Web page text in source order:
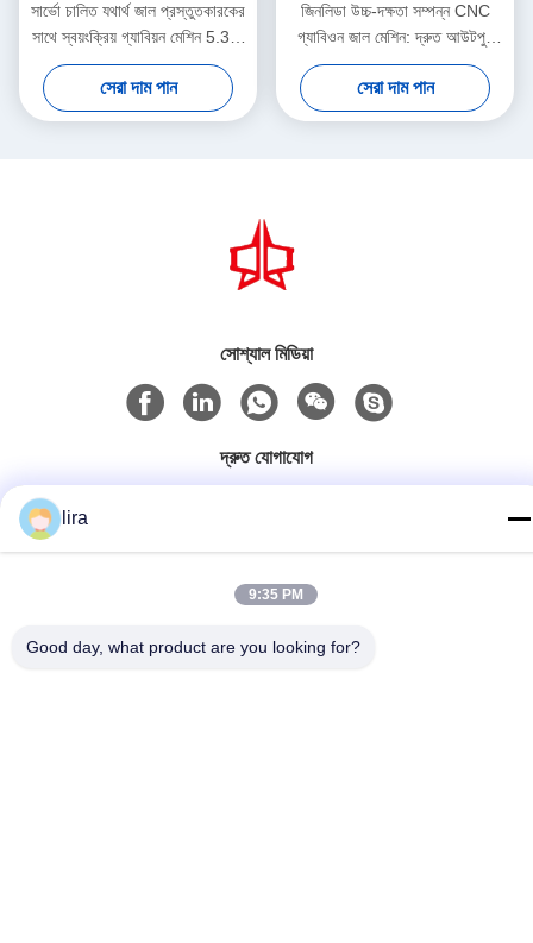
সার্ভো চালিত যথার্থ জাল প্রস্তুতকারকের
সাথে স্বয়ংক্রিয় গ্যাবিয়ন মেশিন 5.3m
সর্বোচ্চ প্রস্থ
সেরা দাম পান
জিনলিডা উচ্চ-দক্ষতা সম্পন্ন CNC
গ্যাবিওন জাল মেশিন: দ্রুত আউটপুট
এবং নির্ভুল বুননের নিখুঁত সংমিশ্রণ যা
উৎপাদনশীলতা বাড়ায়
সেরা দাম পান
সোশ্যাল মিডিয়া
দ্রুত যোগাযোগ
lira
9:35 PM
Good day, what product are you looking for?